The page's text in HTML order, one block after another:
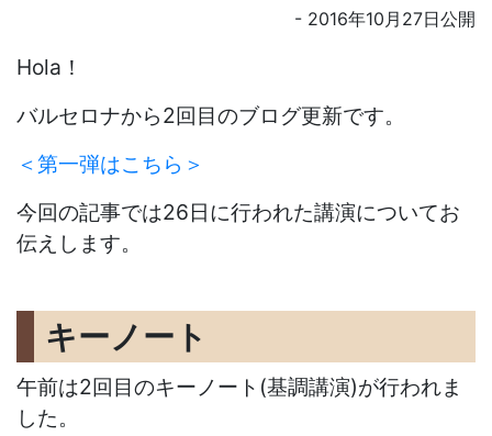
- 2016年10月27日公開
Hola！
バルセロナから2回目のブログ更新です。
＜第一弾はこちら＞
今回の記事では26日に行われた講演についてお
伝えします。
キーノート
午前は2回目のキーノート(基調講演)が行われま
した。